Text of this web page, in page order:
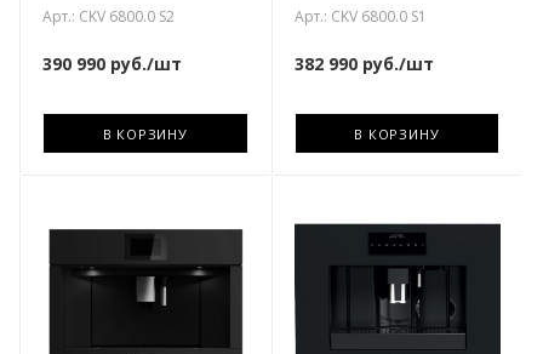
Арт.: CKV 6800.0 S2
390 990 руб./шт
В КОРЗИНУ
Арт.: CKV 6800.0 S1
382 990руб./шт
В КОРЗИНУ